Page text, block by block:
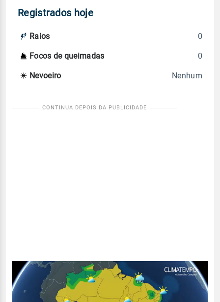
Registrados hoje
Raios 0
Focos de queimadas 0
Nevoeiro Nenhum